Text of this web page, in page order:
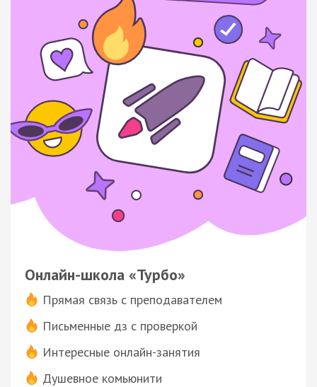
Онлайн-школа «Турбо»
Прямая связь с преподавателем
Письменные дз с проверкой
Интересные онлайн-занятия
Душевное комьюнити